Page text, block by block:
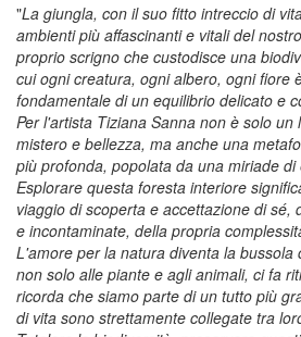
"La giungla, con il suo fitto intreccio di
ambienti più affascinanti e vitali del
proprio scrigno che custodisce una
cui ogni creatura, ogni albero, ogni fiore
fondamentale di un equilibrio delicato e
Per l'artista Tiziana Sanna non è solo un
mistero e bellezza, ma anche una
più profonda, popolata da una miriade di
Esplorare questa foresta interiore
viaggio di scoperta e accettazione di sé,
e incontaminate, della propria
L'amore per la natura diventa la bussola
non solo alle piante e agli animali, ci fa
ricorda che siamo parte di un tutto più
di vita sono strettamente collegate tra